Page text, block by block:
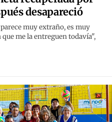
desapareció
muy extraño, es muy
me la entreguen todavía",